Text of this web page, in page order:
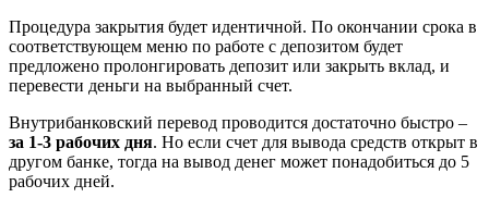
Процедура закрытия будет идентичной. По окончании срока в
соответствующем меню по работе с депозитом будет
предложено пролонгировать депозит или закрыть вклад, и
перевести деньги на выбранный счет.
Внутрибанковский перевод проводится достаточно быстро –
за 1-3 рабочих дня. Но если счет для вывода средств открыт в
другом банке, тогда на вывод денег может понадобиться до 5
рабочих дней.